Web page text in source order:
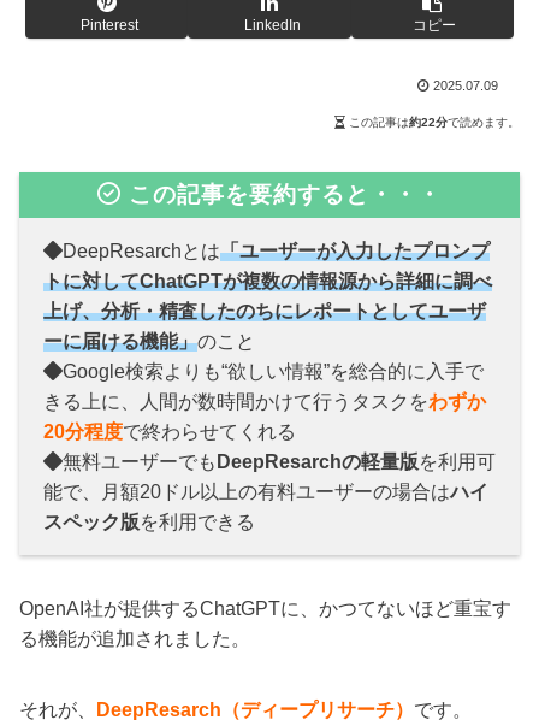
Pinterest LinkedIn コピー
2025.07.09
この記事は約22分で読めます。
この記事を要約すると・・・
DeepResarchとは「ユーザーが入力したプロンプ
トに対してChatGPTが複数の情報源から詳細に調べ
上げ、分析・精査したのちにレポートとしてユーザ
ーに届ける機能」のこと
Google検索よりも“欲しい情報”を総合的に入手で
きる上に、人間が数時間かけて行うタスクをわずか
20分程度で終わらせてくれる
無料ユーザーでも DeepResarchの軽量版を利用可
能で、月額20ドル以上の有料ユーザーの場合はハイ
スペック版を利用できる
OpenAI社が提供するChatGPTに、かつてないほど重宝す
る機能が追加されました。
それが、 DeepResarch（ディープリサーチ） です。